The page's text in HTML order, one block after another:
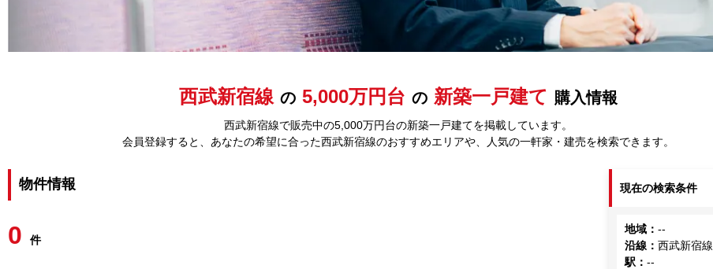
西武新宿線 の 5,000万円台 の 新築一戸建て 購入情報
西武新宿線で販売中の5,000万円台の新築一戸建てを掲載しています。
会員登録すると、あなたの希望に合った西武新宿線のおすすめエリアや、人気の一軒家・建売を検索できます。
物件情報
0 件
現在の検索条件
地域 ：--
沿線 ：西武新宿線
駅 ：--